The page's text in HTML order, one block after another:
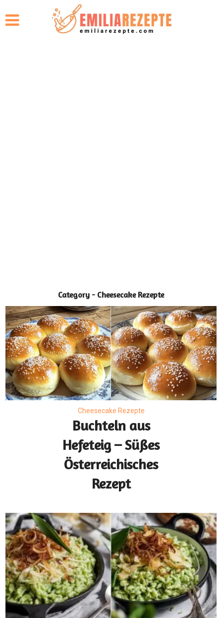
Category - Cheesecake Rezepte
Cheesecake Rezepte
Buchteln aus
Hefeteig – Süßes
Österreichisches
Rezept